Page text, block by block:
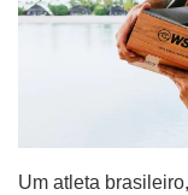
Um atleta